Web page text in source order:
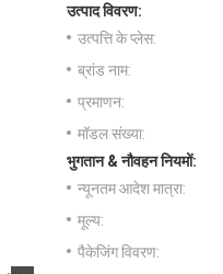
उत्पाद विवरण:
उत्पत्ति के प्लेस:
ब्रांड नाम:
प्रमाणन:
मॉडल संख्या:
भुगतान & नौवहन नियमों:
न्यूनतम आदेश मात्रा:
मूल्य:
पैकेजिंग विवरण: